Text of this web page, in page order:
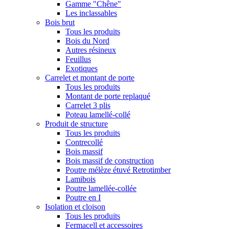
Gamme "Chêne"
Les inclassables
Bois brut
Tous les produits
Bois du Nord
Autres résineux
Feuillus
Exotiques
Carrelet et montant de porte
Tous les produits
Montant de porte replaqué
Carrelet 3 plis
Poteau lamellé-collé
Produit de structure
Tous les produits
Contrecollé
Bois massif
Bois massif de construction
Poutre mélèze étuvé Retrotimber
Lamibois
Poutre lamellée-collée
Poutre en I
Isolation et cloison
Tous les produits
Fermacell et accessoires